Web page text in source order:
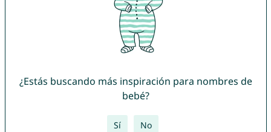
¿Estás buscando más inspiración para nombres de
bebé?
Sí No